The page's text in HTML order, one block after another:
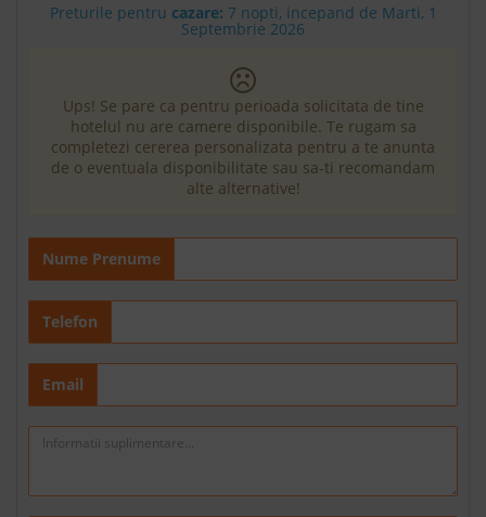
Preturile pentru cazare: 7 nopti, incepand de Marti, 1
Septembrie 2026
Ups! Se pare ca pentru perioada solicitata de tine
hotelul nu are camere disponibile. Te rugam sa
completezi cererea personalizata pentru a te anunta
de o eventuala disponibilitate sau sa-ti recomandam
alte alternative!
Nume Prenume
Telefon
Email